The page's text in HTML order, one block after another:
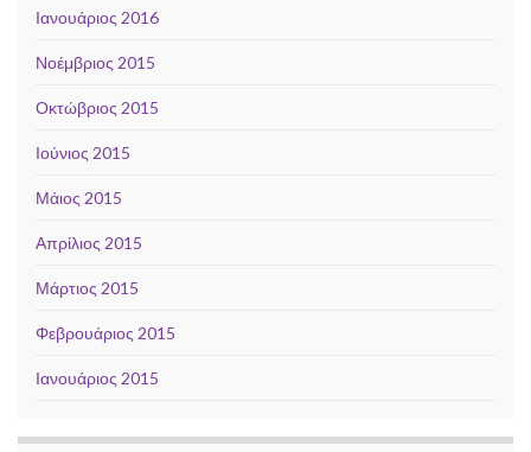
Ιανουάριος 2016
Νοέμβριος 2015
Οκτώβριος 2015
Ιούνιος 2015
Μάιος 2015
Απρίλιος 2015
Μάρτιος 2015
Φεβρουάριος 2015
Ιανουάριος 2015